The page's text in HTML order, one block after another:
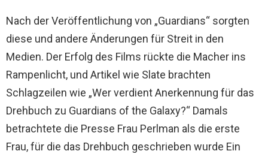
Nach der Veröffentlichung von „Guardians“ sorgten
diese und andere Änderungen für Streit in den
Medien. Der Erfolg des Films rückte die Macher ins
Rampenlicht, und Artikel wie Slate brachten
Schlagzeilen wie „Wer verdient Anerkennung für das
Drehbuch zu Guardians of the Galaxy?“ Damals
betrachtete die Presse Frau Perlman als die erste
Frau, für die das Drehbuch geschrieben wurde Ein